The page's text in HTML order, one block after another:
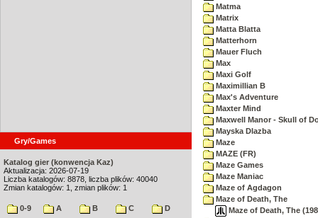
Gry/Games
Katalog gier (konwencja Kaz)
Aktualizacja: 2026-07-19
Liczba katalogów: 8878, liczba plików: 40040
Zmian katalogów: 1, zmian plików: 1
0-9 A B C
D
Matma
Matrix
Matta Blatta
Matterhorn
Mauer Fluch
Max
Maxi Golf
Maximillian B
Max's Adventure
Maxter Mind
Maxwell Manor - Skull of
Mayska Dlazba
Maze
MAZE (FR)
Maze Games
Maze Maniac
Maze of Agdagon
Maze of Death, The
Maze of Death, The